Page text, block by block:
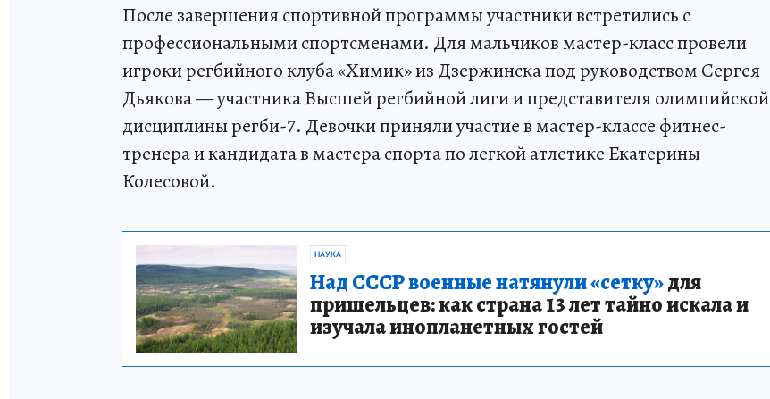
После завершения спортивной программы участники встретились с
профессиональными спортсменами. Для мальчиков мастер-класс провели
игроки регбийного клуба «Химик» из Дзержинска под руководством Сергея
Дьякова — участника Высшей регбийной лиги и представителя олимпийской
дисциплины регби-7. Девочки приняли участие в мастер-классе фитнес-
тренера и кандидата в мастера спорта по легкой атлетике Екатерины
Колесовой.
НАУКА
Над СССР военные натянули «сетку»для
пришельцев: как страна 13 лет тайно искала и
изучала инопланетных гостей